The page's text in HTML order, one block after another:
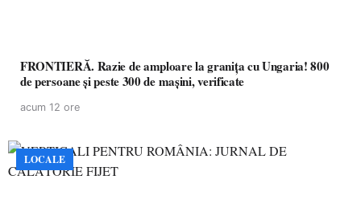
FRONTIERĂ. Razie de amploare la granița cu Ungaria! 800
de persoane și peste 300 de mașini, verificate
acum 12 ore
LOCALE